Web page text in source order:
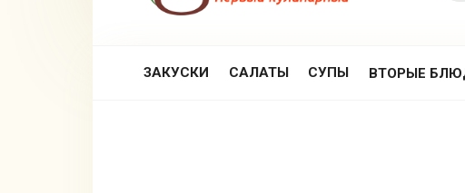
ЗАКУСКИ САЛАТЫ СУПЫ ВТОРЫЕ